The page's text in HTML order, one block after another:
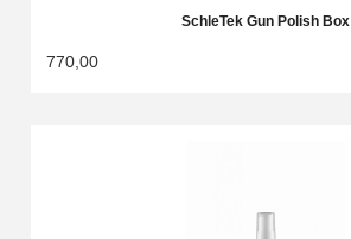
SchleTek Gun Polish Box
770,00